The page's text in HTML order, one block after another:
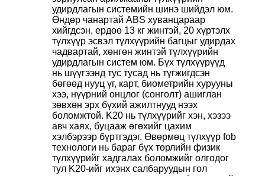
удирдлагын системийн шинэ шийдэл юм.
Өндөр чанартай ABS хуванцараар
хийгдсэн, ердөө 13 кг жинтэй, 20 хүртэлх
түлхүүр эсвэл түлхүүрийн багцыг удирдах
чадвартай, хөнгөн жинтэй түлхүүрийн
удирдлагын систем юм. Бүх түлхүүрүүд
нь шүүгээнд тус тусад нь түгжигдсэн
бөгөөд нууц үг, карт, биометрийн хурууны
хээ, нүүрний онцлог (сонголт) ашиглан
зөвхөн эрх бүхий ажилтнууд нээх
боломжтой. K20 нь түлхүүрийг хэн, хэзээ
авч хаях, буцааж өгөхийг цахим
хэлбэрээр бүртгэдэг. Өвөрмөц түлхүүр fob
технологи нь бараг бүх төрлийн физик
түлхүүрийг хадгалах боломжийг олгодог
тул K20-ийг ихэнх салбаруудын гол